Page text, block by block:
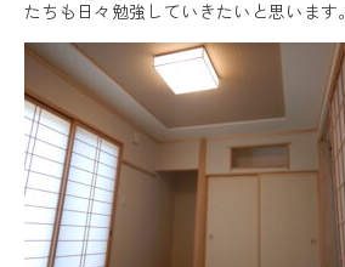
たちも日々勉強していきたいと思います。